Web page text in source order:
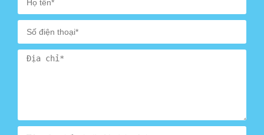
Hệ thống lọc 8 lõi